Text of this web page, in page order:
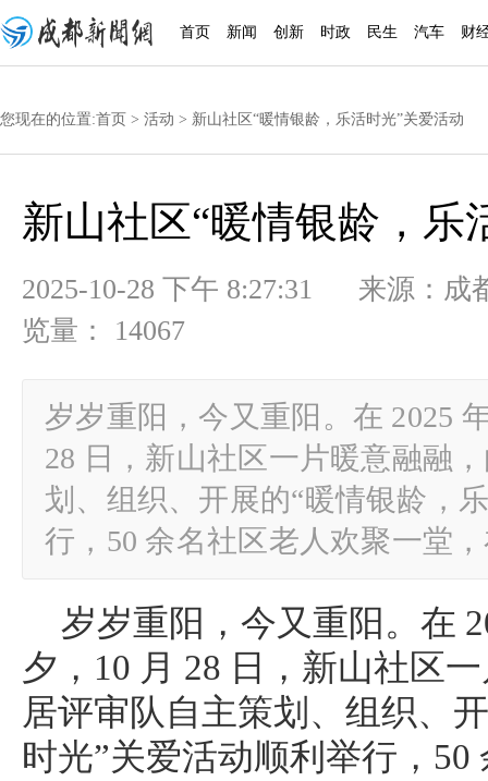
首页 新闻 创新 时政 民生 汽车 财
您现在的位置:首页 > 活动 > 新山社区“暖情银龄，乐活时光”关爱活动
新山社区“暖情银龄，乐
2025-10-28 下午 8:27:31 来源：
览量： 14067
岁岁重阳，今又重阳。在 2025
28 日，新山社区一片暖意融融
划、组织、开展的“暖情银龄，
行，50 余名社区老人欢聚一堂
岁岁重阳，今又重阳。在
夕，10 月 28 日，新山社区
居评审队自主策划、组织、
时光”关爱活动顺利举行，